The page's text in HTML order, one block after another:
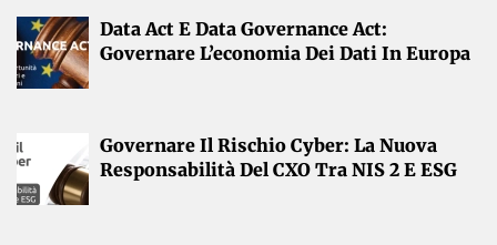
Data Act E Data Governance Act:
Governare L’economia Dei Dati In Europa
Governare Il Rischio Cyber: La Nuova
Responsabilità Del CXO Tra NIS 2 E ESG